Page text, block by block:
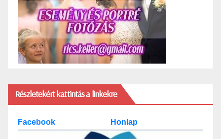
Részletekért kattintás a linkekre
Facebook Honlap